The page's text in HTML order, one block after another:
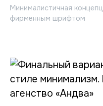
Минималистичная
фирменным шрифтом